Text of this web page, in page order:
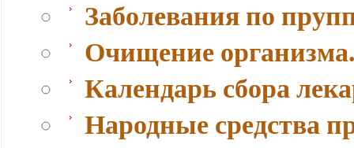
Заболевания по
Очищение
Календарь сбора
Народные средства